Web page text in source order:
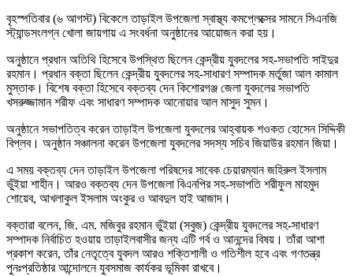
বৃহস্পতিবার (৬ আগস্ট) বিকেলে তাড়াইল উপজেলা স্বাস্থ্য কমপ্লেক্সের সামনে সিএনজি
স্ট্যান্ডসংলগ্ন খোলা জায়গায় এ সংবর্ধনা অনুষ্ঠানের আয়োজন করা হয়।
অনুষ্ঠানে প্রধান অতিথি হিসেবে উপস্থিত ছিলেন কেন্দ্রীয় যুবদলের সহ-সভাপতি সাইদুর
রহমান। প্রধান বক্তা ছিলেন কেন্দ্রীয় যুবদলের সহ-সাধারণ সম্পাদক মর্তুজা আল কামাল
মুস্তাক। বিশেষ বক্তা হিসেবে বক্তব্য দেন কিশোরগঞ্জ জেলা যুবদলের সভাপতি
খসরুজ্জামান শরীফ এবং সাধারণ সম্পাদক আনোয়ার আল মাসুদ সুমন।
অনুষ্ঠানে সভাপতিত্ব করেন তাড়াইল উপজেলা যুবদলের আহ্বায়ক শওকত হোসেন সিদ্দিকী
বিপ্লব। অনুষ্ঠান সঞ্চালনা করেন উপজেলা যুবদলের সদস্য সচিব জিয়াউর রহমান জিয়া।
এ সময় বক্তব্য দেন তাড়াইল উপজেলা পরিষদের সাবেক চেয়ারম্যান জহিরুল ইসলাম
ভুঁইয়া শাহীন। আরও বক্তব্য দেন উপজেলা বিএনপির সহ-সভাপতি শরীফুল মাহমুদ
শোয়েব, আখলাকুল ইসলাম অংকুর ও আবদুল হাই আজাদ।
বক্তারা বলেন, জি. এম. মজিবুর রহমান ভুঁইয়া (সবুজ) কেন্দ্রীয় যুবদলের সহ-সাধারণ
সম্পাদক নির্বাচিত হওয়ায় তাড়াইলবাসীর জন্য এটি গর্ব ও আনন্দের বিষয়। তাঁরা আশা
প্রকাশ করেন, তাঁর নেতৃত্বে যুবদল আরও শক্তিশালী ও গতিশীল হবে এবং গণতন্ত্র
পুনঃপ্রতিষ্ঠার আন্দোলনে যুবসমাজ কার্যকর ভূমিকা রাখবে।